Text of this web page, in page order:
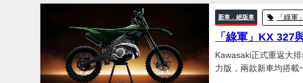
新車．絕版車 「綠軍
「綠軍」KX 327
Kawasaki正式重返大
力版，兩款新車均搭載